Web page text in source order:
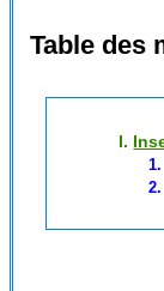
Table des
I.